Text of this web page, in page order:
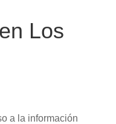
Los
a la información